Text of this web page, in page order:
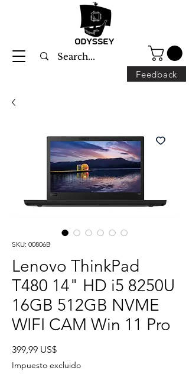
Feedback
SKU: 00806B
Lenovo ThinkPad
T480 14" HD i5 8250U
16GB 512GB NVME
WIFI CAM Win 11 Pro
399,99 US$Precio
Impuesto excluido